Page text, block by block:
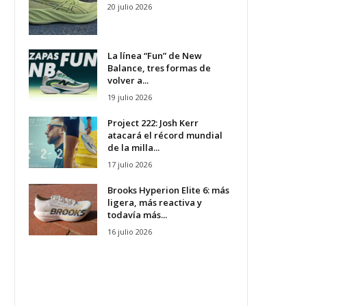
20 julio 2026
La línea “Fun” de New
Balance, tres formas de
volver a...
19 julio 2026
Project 222: Josh Kerr
atacará el récord mundial
de la milla...
17 julio 2026
Brooks Hyperion Elite 6: más
ligera, más reactiva y
todavía más...
16 julio 2026